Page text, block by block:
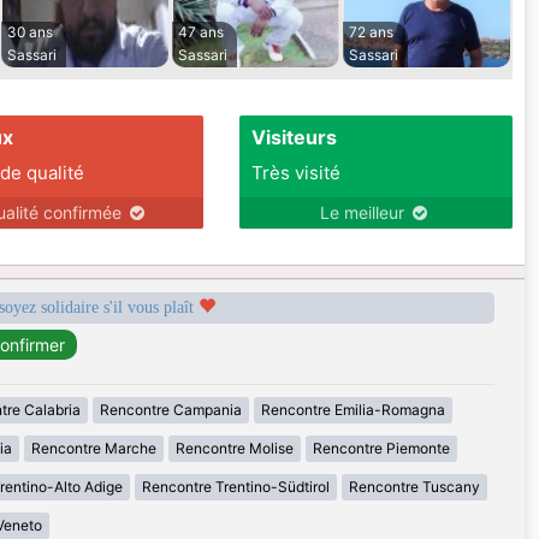
30 ans
Sassari
47 ans
Sassari
72 ans
Sassari
qualité
confirmée
Visiteurs
Très visité
Le meilleur
solidaire s'il vous plaît
Calabria Rencontre Campania Rencontre Emilia-Romagna
Rencontre Marche Rencontre Molise Rencontre Piemonte
Alto Adige Rencontre Trentino-Südtirol Rencontre Tuscany